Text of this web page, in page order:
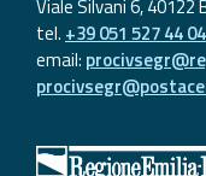
Viale Silvani 6, 40122
tel. +39 051 527 44 04
email: